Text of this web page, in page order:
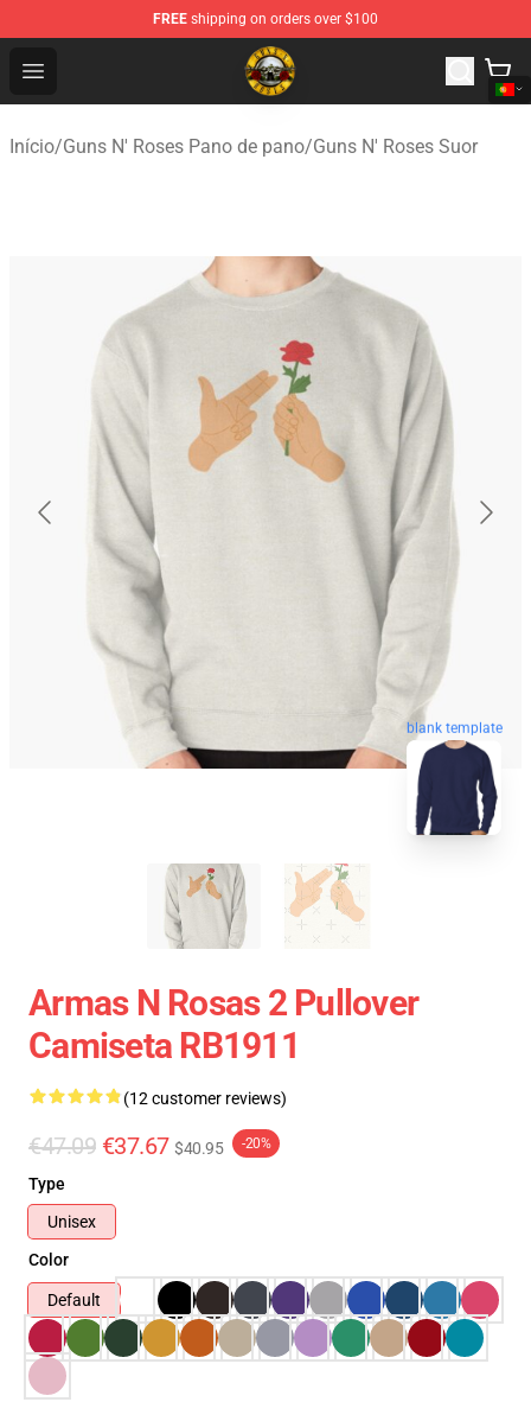
FREE shipping on orders over $100
Open menu
Guns N' Roses Store - Official Guns N' Roses
Início/Guns N' Roses Pano de pano/Guns N' Roses Suor
blank template
Armas N Rosas 2 Pullover
Camiseta RB1911
(12 customer reviews)
€47.09 €37.67 $40.95 -20%
Type
Unisex
Color
Default